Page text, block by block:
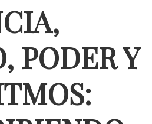
PODER Y